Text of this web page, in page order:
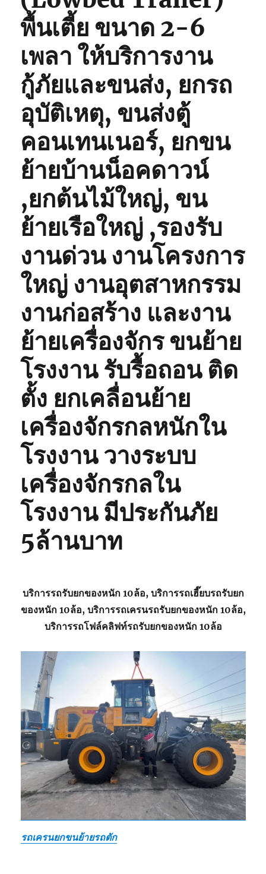
พื้นเตี้ย ขนาด 2-6
เพลา ให้บริการงาน
กู้ภัยและขนส่ง, ยกรถ
อุบัติเหตุ, ขนส่งตู้
คอนเทนเนอร์, ยกขน
ย้ายบ้านน็อคดาวน์
,ยกต้นไม้ใหญ่, ขน
ย้ายเรือใหญ่ ,รองรับ
งานด่วน งานโครงการ
ใหญ่ งานอุตสาหกรรม
งานก่อสร้าง และงาน
ย้ายเครื่องจักร ขนย้าย
โรงงาน รับรื้อถอน ติด
ตั้ง ยกเคลื่อนย้าย
เครื่องจักรกลหนักใน
โรงงาน วางระบบ
เครื่องจักรกลใน
โรงงาน มีประกันภัย
5ล้านบาท
บริการรถรับยกของหนัก 10ล้อ, บริการรถเฮี๊ยบรถรับยก
ของหนัก 10ล้อ, บริการรถเครนรถรับยกของหนัก 10ล้อ,
บริการรถโฟล์คลิฟท์รถรับยกของหนัก 10ล้อ
รถเครนยกขนย้ายรถตัก